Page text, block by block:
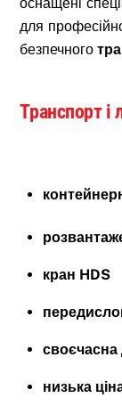
для
безпечного
Транспорт і
кран HDS
своєчасна
низька